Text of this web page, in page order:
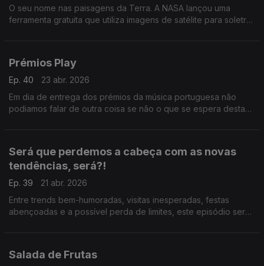
O seu nome nas paisagens da Terra. A NASA lançou uma
ferramenta gratuita que utiliza imagens de satélite para soletrar
Prémios Play
Ep. 40
23 abr. 2026
Em dia de entrega dos prémios da música portuguesa não
podiamos falar de outra coisa se não o que se espera desta
Será que perdemos a cabeça com as novas
tendências, será?!
Ep. 39
21 abr. 2026
Entre trends bem-humoradas, visitas inesperadas, festas
abençoadas e a possível perda de limites, este episódio será
Salada de Frutas